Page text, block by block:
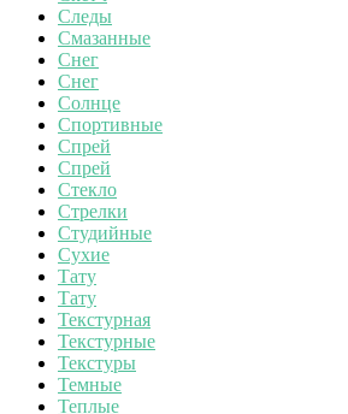
Следы
Смазанные
Снег
Снег
Солнце
Спортивные
Спрей
Спрей
Стекло
Стрелки
Студийные
Сухие
Тату
Тату
Текстурная
Текстурные
Текстуры
Темные
Теплые